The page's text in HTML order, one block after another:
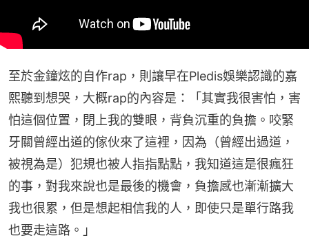
至於金鐘炫的自作rap，則讓早在Pledis娛樂認識的嘉
熙聽到想哭，大概rap的內容是：「其實我很害怕，害
怕這個位置，閉上我的雙眼，背負沉重的負擔。咬緊
牙關曾經出道的傢伙來了這裡，因為（曾經出過道，
被視為是）犯規也被人指指點點，我知道這是很瘋狂
的事，對我來說也是最後的機會，負擔感也漸漸擴大
我也很累，但是想起相信我的人，即使只是單行路我
也要走這路。」